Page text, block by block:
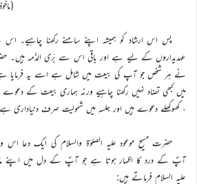
پس اس ارشاد کو ہمیشہ اپنے سامنے رکھنا چاہیے۔
عہدیداروں کے لیے ہے اور باقی اس سے بَری الذّمہ ہیں۔ حضرت
نے ہر شخص جو آپ کی بیعت میں شامل ہے اسے یہ فرمایا
میں کبھی تضاد نہیں رکھنا چاہیے ورنہ ہماری بیعت کے دعوے
، کھوکھلے دعوے ہیں اور جلسہ میں شمولیت صرف دنیاداری
حضرت مسیح موعود علیہ الصلوٰة والسلام کی ایک
آپؑ کے درد کا اظہار ہوتا ہے جو آپؑ کے دل میں
علیہ السلام فرماتے ہیں: